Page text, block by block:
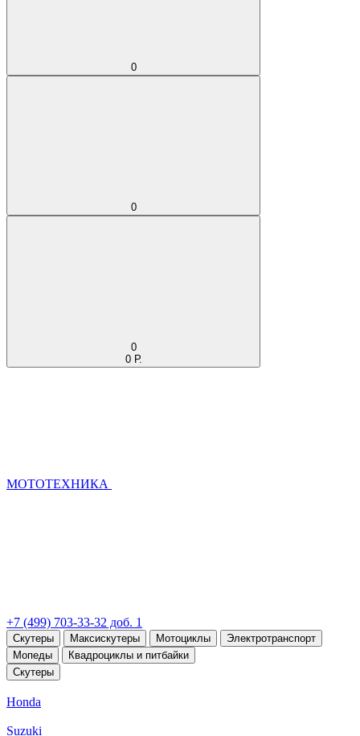
0
0
0
0 Р.
МОТОТЕХНИКА
+7 (499) 703-33-32 доб. 1
Скутеры Максискутеры Мотоциклы
Электротранспорт
Мопеды
Квадроциклы и питбайки
Скутеры
Honda
Suzuki